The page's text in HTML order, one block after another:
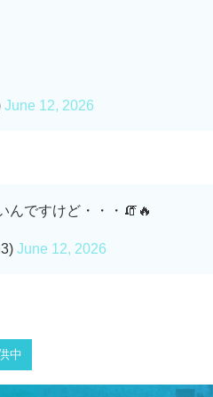
June 12, 2026
んですけど・・・🧯🔥
June 12, 2026
中